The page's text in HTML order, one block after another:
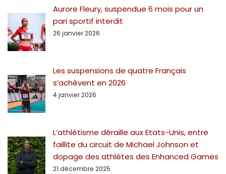
Aurore Fleury, suspendue 6 mois pour un
pari sportif interdit
26 janvier 2026
Les suspensions de quatre Français
s’achèvent en 2026
4 janvier 2026
L’athlétisme déraille aux Etats-Unis, entre
faillite du circuit de Michael Johnson et
dopage des athlètes des Enhanced Games
21 décembre 2025